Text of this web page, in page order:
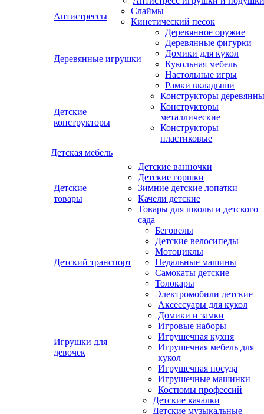
Антистрессы
Слаймы
Кинетический песок
Деревянные игрушки
Деревянное оружие
Деревянные фигурки
Домики для кукол
Кукольная мебель
Настольные игры
Рамки вкладыши
Детские
конструкторы
Конструкторы
Конструкторы
металлические
Конструкторы
пластиковые
Детская мебель
Детские
товары
Детские ванночки
Детские горшки
Зимние детские лопатки
Качели детские
Товары для школы и детского
сада
Детский транспорт
Беговелы
Детские велосипеды
Мотоциклы
Педальные машины
Самокаты детские
Толокары
Электромобили детские
Игрушки для
девочек
Аксессуары для кукол
Домики и замки
Игровые наборы
Игрушечная кухня
Игрушечная мебель для
кукол
Игрушечная посуда
Игрушечные машинки
Костюмы профессий
Детские качалки
Детские музыкальные